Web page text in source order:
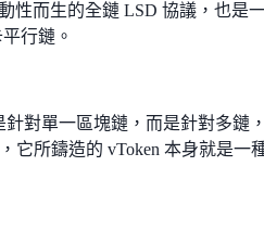
性而生的全鏈 LSD 協議，也是
行鏈。
對單一區塊鏈，而是針對多鏈
它所鑄造的 vToken 本身就是一